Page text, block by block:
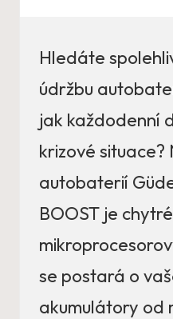
Hledáte
údržbu
jak každodenní
krizové situace?
autobaterií
BOOST je
se postará o
akumulátory od